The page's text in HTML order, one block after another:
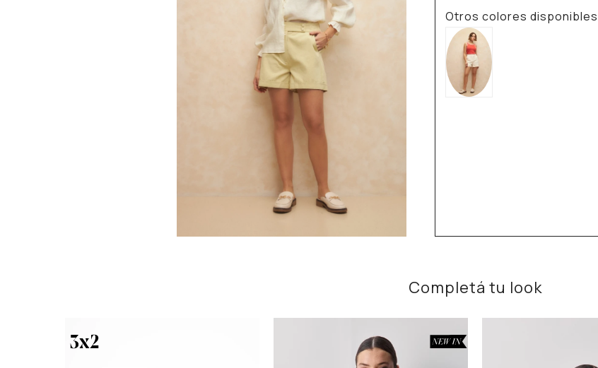
Otros colores disponibles
Completá tu look